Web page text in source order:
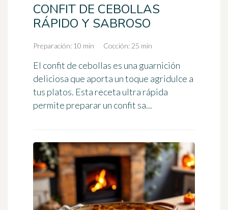
CONFIT DE CEBOLLAS
RÁPIDO Y SABROSO
Preparación: 10 min Cocción: 25 min
El confit de cebollas es una guarnición
deliciosa que aporta un toque agridulce a
tus platos. Esta receta ultra rápida
permite preparar un confit sa...